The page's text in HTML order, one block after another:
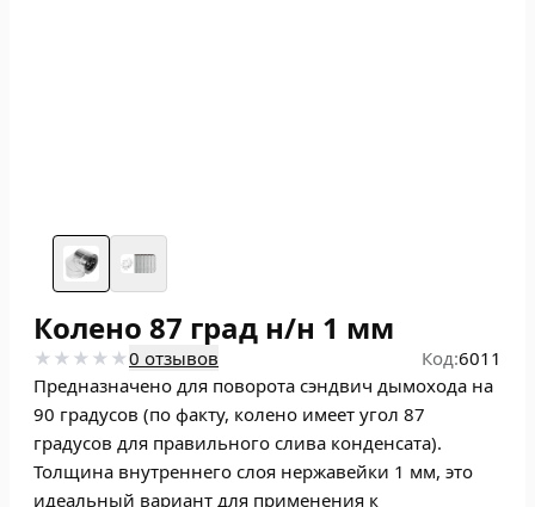
Колено 87 град н/н 1 мм
0 отзывов Код:6011
Предназначено для поворота сэндвич дымохода на
90 градусов (по факту, колено имеет угол 87
градусов для правильного слива конденсата).
Толщина внутреннего слоя нержавейки 1 мм, это
идеальный вариант для применения к